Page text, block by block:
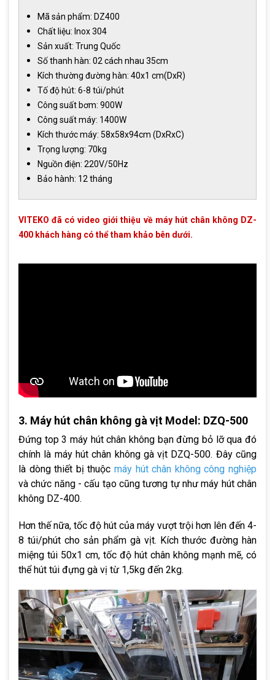
Mã sản phẩm: DZ400
Chất liệu: Inox 304
Sản xuất: Trung Quốc
Số thanh hàn: 02 cách nhau 35cm
Kích thường đường hàn: 40x1 cm(DxR)
Tố độ hút: 6-8 túi/phút
Công suất bơm: 900W
Công suất máy: 1400W
Kích thước máy: 58x58x94cm (DxRxC)
Trọng lượng: 70kg
Nguồn điện: 220V/50Hz
Bảo hành: 12 tháng
VITEKO đã có video giới thiệu về máy hút chân không DZ-
400 khách hàng có thể tham khảo bên dưới.
3. Máy hút chân không gà vịt Model: DZQ-500
Đứng top 3 máy hút chân không bạn đừng bỏ lỡ qua đó
chính là máy hút chân không gà vịt DZQ-500. Đây cũng
là dòng thiết bị thuộc máy hút chân không công nghiệp
và chức năng - cấu tạo cũng tương tự như máy hút chân
không DZ-400.
Hơn thế nữa, tốc độ hút của máy vượt trội hơn lên đến 4-
8 túi/phút cho sản phẩm gà vịt. Kích thước đường hàn
miệng túi 50x1 cm, tốc độ hút chân không mạnh mẽ, có
thể hút túi đựng gà vị từ 1,5kg đến 2kg.